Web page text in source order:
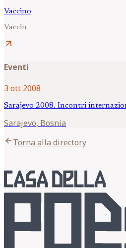
Vaccino
Vaccin
arrow_outward
Eventi
3 ott 2008
Sarajevo 2008. Incontri
Sarajevo, Bosnia
arrow_backTorna alla directory